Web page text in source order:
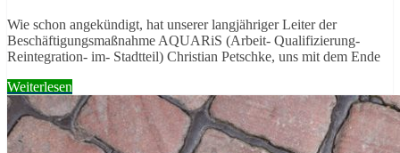
Wie schon angekündigt, hat unserer langjähriger Leiter der
Beschäftigungsmaßnahme AQUARiS (Arbeit- Qualifizierung-
Reintegration- im- Stadtteil) Christian Petschke, uns mit dem Ende
Weiterlesen